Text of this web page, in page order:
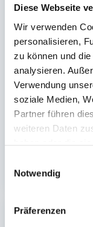
Diese Webseite
Wir verwenden
personalisieren,
zu können und
analysieren.
Verwendung
soziale Medien,
Partner führen
weiteren Daten
Notwendig
Präferenzen
Foodcontainer,
Dönerbox
480ml 16oz, Ø
(10)cm -Döner
Auf Lager. Sofort